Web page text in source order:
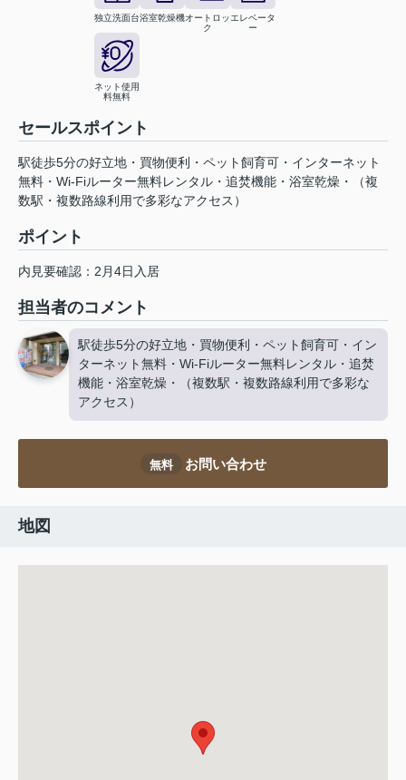
独立洗面台浴室乾燥機オートロッ
ク
エレベータ
ー
ネット使用
料無料
セールスポイント
駅徒歩5分の好立地・買物便利・ペット飼育可・インターネット
無料・Wi-Fiルーター無料レンタル・追焚機能・浴室乾燥・（複
数駅・複数路線利用で多彩なアクセス）
ポイント
内見要確認：2月4日入居
担当者のコメント
駅徒歩5分の好立地・買物便利・ペット飼育可・イン
ターネット無料・Wi-Fiルーター無料レンタル・追焚
機能・浴室乾燥・（複数駅・複数路線利用で多彩な
アクセス）
無料 お問い合わせ
地図